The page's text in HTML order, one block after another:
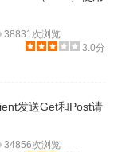
38831次浏览
3.0分
发送Get和Post请
34856次浏览